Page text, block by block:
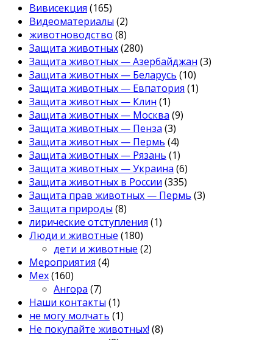
Вивисекция (165)
Видеоматериалы (2)
животноводство (8)
Защита животных(280)
Защита животных — Азербайджан (3)
Защита животных — Беларусь (10)
Защита животных — Евпатория (1)
Защита животных — Клин (1)
Защита животных — Москва (9)
Защита животных — Пенза (3)
Защита животных — Пермь (4)
Защита животных — Рязань (1)
Защита животных — Украина (6)
Защита животных в России (335)
Защита прав животных — Пермь (3)
Защита природы (8)
лирические отступления (1)
Люди и животные (180)
дети и животные (2)
Мероприятия (4)
Мех(160)
Ангора (7)
Наши контакты (1)
не могу молчать (1)
Не покупайте животных! (8)